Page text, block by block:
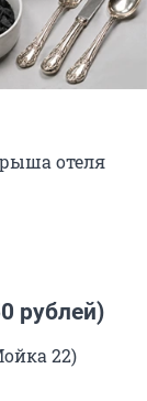
отеля
рублей)
22)